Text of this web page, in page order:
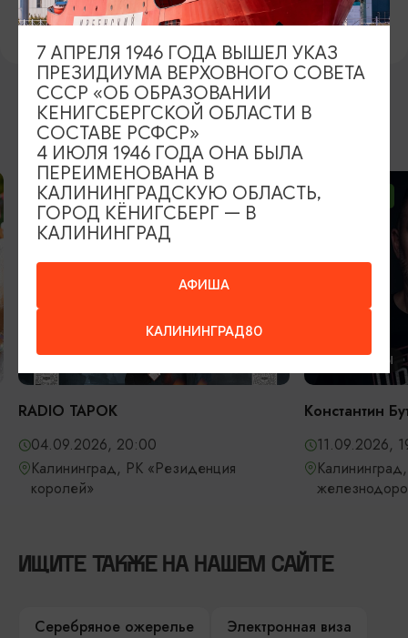
https://vk.com/castleneuhausen
ВОЗМОЖНО ВАС ЗАИНТЕРЕСУЕТ
ОТ 2500₽
RADIO TAPOK
04.09.2026, 20:00
Калининград, РК «Резиденция
королей»
КОНЦЕРТЫ
Константин
11.09.2026,
ИЩИТЕ ТАКЖЕ НА НАШЕМ САЙТЕ
Серебряное ожерелье
Электронная виза
АФИША
КАЛИНИНГРАД80
7 АПРЕЛЯ 1946 ГОДА ВЫШЕЛ УКАЗ
ПРЕЗИДИУМА ВЕРХОВНОГО СОВЕТА
СССР «ОБ ОБРАЗОВАНИИ
КЕНИГСБЕРГСКОЙ ОБЛАСТИ В
СОСТАВЕ РСФСР»
4 ИЮЛЯ 1946 ГОДА ОНА БЫЛА
ПЕРЕИМЕНОВАНА В
КАЛИНИНГРАДСКУЮ ОБЛАСТЬ,
ГОРОД КЁНИГСБЕРГ — В
КАЛИНИНГРАД